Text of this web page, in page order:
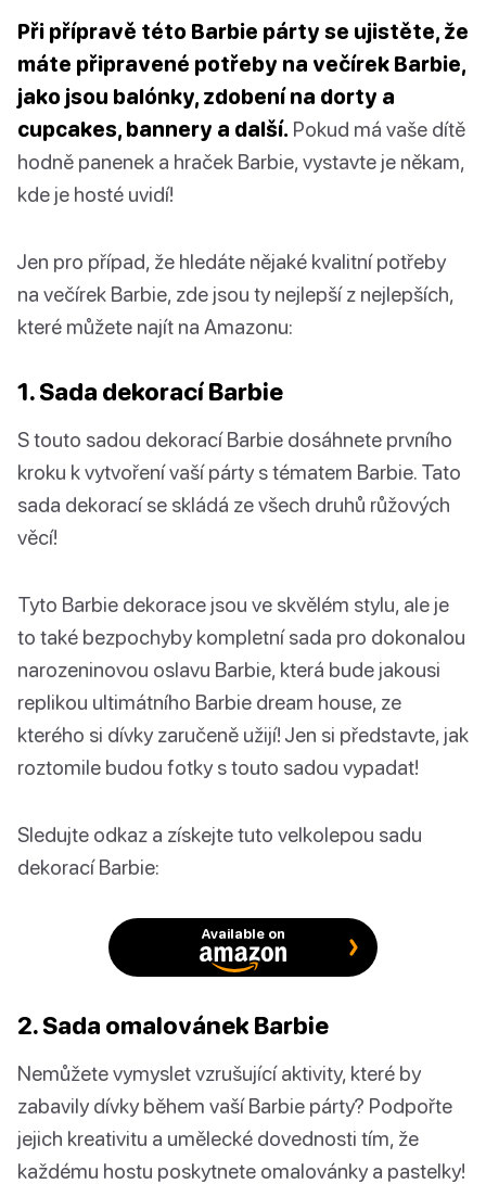
Při přípravě této Barbie párty se ujistěte, že
máte připravené potřeby na večírek Barbie,
jako jsou balónky, zdobení na dorty a
cupcakes, bannery a další. Pokud má vaše dítě
hodně panenek a hraček Barbie, vystavte je někam,
kde je hosté uvidí!
Jen pro případ, že hledáte nějaké kvalitní potřeby
na večírek Barbie, zde jsou ty nejlepší z nejlepších,
které můžete najít na Amazonu:
1. Sada dekorací Barbie
S touto sadou dekorací Barbie dosáhnete prvního
kroku k vytvoření vaší párty s tématem Barbie. Tato
sada dekorací se skládá ze všech druhů růžových
věcí!
Tyto Barbie dekorace jsou ve skvělém stylu, ale je
to také bezpochyby kompletní sada pro dokonalou
narozeninovou oslavu Barbie, která bude jakousi
replikou ultimátního Barbie dream house, ze
kterého si dívky zaručeně užijí! Jen si představte, jak
roztomile budou fotky s touto sadou vypadat!
Sledujte odkaz a získejte tuto velkolepou sadu
dekorací Barbie:
Available on
2. Sada omalovánek Barbie
Nemůžete vymyslet vzrušující aktivity, které by
zabavily dívky během vaší Barbie párty? Podpořte
jejich kreativitu a umělecké dovednosti tím, že
každému hostu poskytnete omalovánky a pastelky!